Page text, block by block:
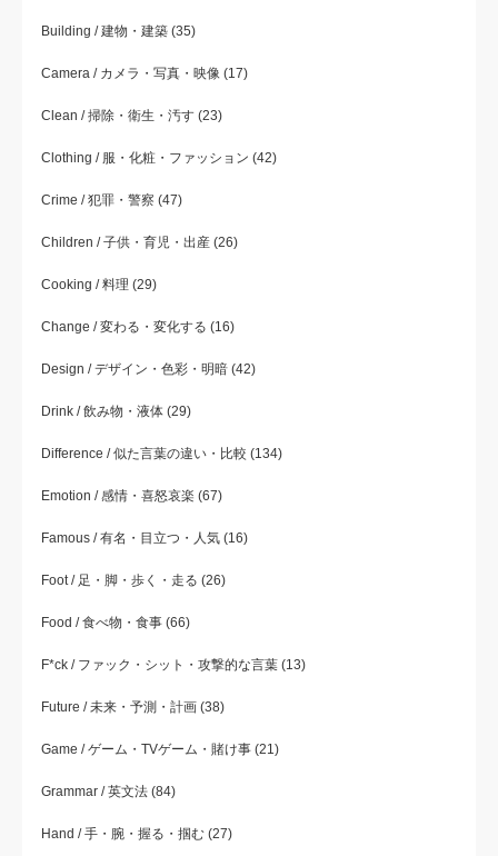
Building / 建物・建築 (35)
Camera / カメラ・写真・映像 (17)
Clean / 掃除・衛生・汚す (23)
Clothing / 服・化粧・ファッション (42)
Crime / 犯罪・警察 (47)
Children / 子供・育児・出産 (26)
Cooking / 料理 (29)
Change / 変わる・変化する (16)
Design / デザイン・色彩・明暗 (42)
Drink / 飲み物・液体 (29)
Difference / 似た言葉の違い・比較 (134)
Emotion / 感情・喜怒哀楽 (67)
Famous / 有名・目立つ・人気 (16)
Foot / 足・脚・歩く・走る (26)
Food / 食べ物・食事 (66)
F*ck / ファック・シット・攻撃的な言葉 (13)
Future / 未来・予測・計画 (38)
Game / ゲーム・TVゲーム・賭け事 (21)
Grammar / 英文法 (84)
Hand / 手・腕・握る・掴む (27)